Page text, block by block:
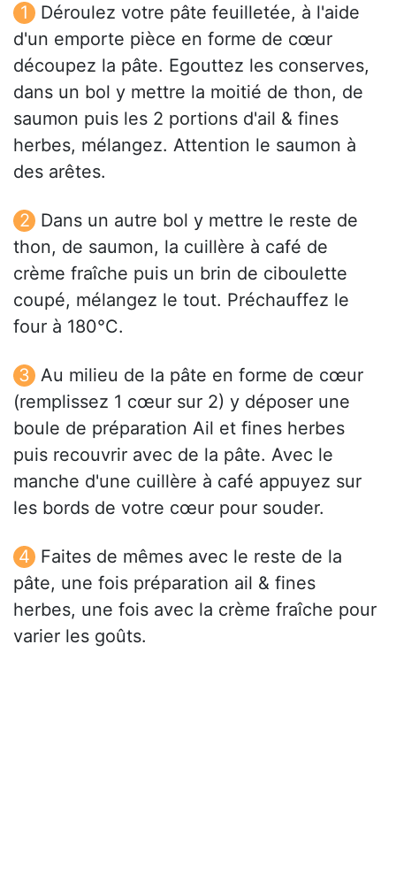
Déroulez votre pâte feuilletée, à l'aide
d'un emporte pièce en forme de cœur
découpez la pâte. Egouttez les conserves,
dans un bol y mettre la moitié de thon, de
saumon puis les 2 portions d'ail & fines
herbes, mélangez. Attention le saumon à
des arêtes.
Dans un autre bol y mettre le reste de
thon, de saumon, la cuillère à café de
crème fraîche puis un brin de ciboulette
coupé, mélangez le tout. Préchauffez le
four à 180°C.
Au milieu de la pâte en forme de cœur
(remplissez 1 cœur sur 2) y déposer une
boule de préparation Ail et fines herbes
puis recouvrir avec de la pâte. Avec le
manche d'une cuillère à café appuyez sur
les bords de votre cœur pour souder.
Faites de mêmes avec le reste de la
pâte, une fois préparation ail & fines
herbes, une fois avec la crème fraîche pour
varier les goûts.